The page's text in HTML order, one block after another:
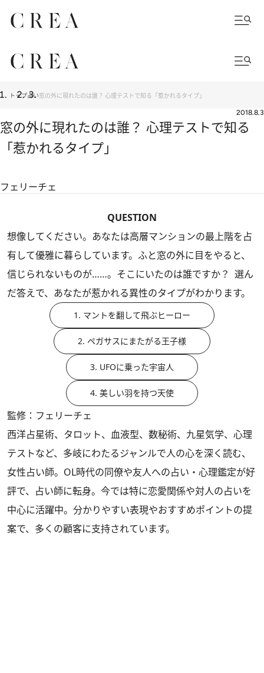
トップ占い窓の外に現れたのは誰？ 心理テストで知る「惹かれるタイプ」
2018.8.3
窓の外に現れたのは誰？ 心理テストで知る
「惹かれるタイプ」
フェリーチェ
QUESTION
想像してください。あなたは高層マンションの最上階を占
有して優雅に暮らしています。ふと窓の外に目をやると、
信じられないものが……。そこにいたのは誰ですか？ 選ん
だ答えで、あなたが惹かれる異性のタイプがわかります。
1. マントを翻して飛ぶヒーロー
2. ペガサスにまたがる王子様
3. UFOに乗った宇宙人
4. 美しい羽を持つ天使
監修：フェリーチェ
西洋占星術、タロット、血液型、数秘術、九星気学、心理
テストなど、多岐にわたるジャンルで人の心を深く読む、
女性占い師。OL時代の同僚や友人への占い・心理鑑定が好
評で、占い師に転身。今では特に恋愛関係や対人の占いを
中心に活躍中。分かりやすい表現やおすすめポイントの提
案で、多くの顧客に支持されています。